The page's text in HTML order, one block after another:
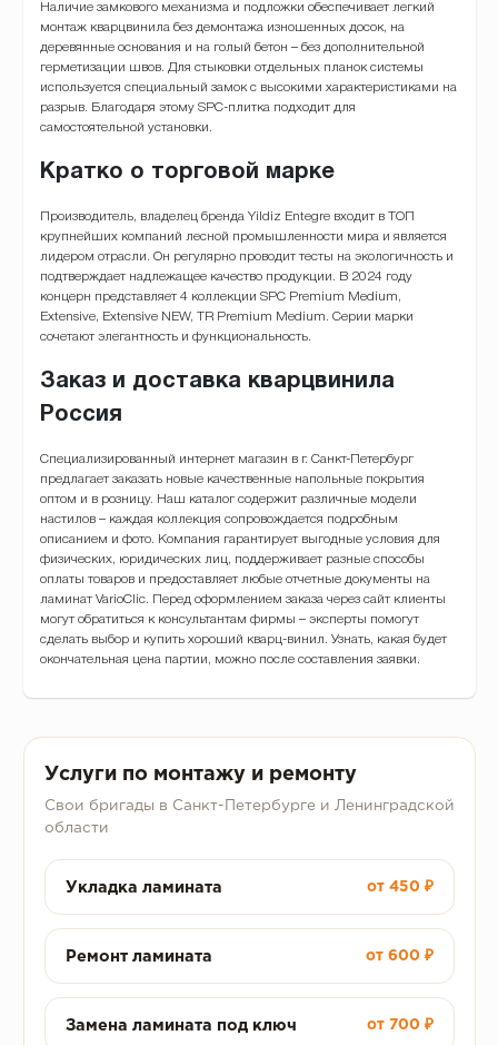
Наличие замкового механизма и подложки обеспечивает легкий
монтаж кварцвинила без демонтажа изношенных досок, на
деревянные основания и на голый бетон – без дополнительной
герметизации швов. Для стыковки отдельных планок системы
используется специальный замок с высокими характеристиками на
разрыв. Благодаря этому SPC-плитка подходит для
самостоятельной установки.
Кратко о торговой марке
Производитель, владелец бренда Yildiz Entegre входит в ТОП
крупнейших компаний лесной промышленности мира и является
лидером отрасли. Он регулярно проводит тесты на экологичность и
подтверждает надлежащее качество продукции. В 2024 году
концерн представляет 4 коллекции SPC Premium Medium,
Extensive, Extensive NEW, TR Premium Medium. Серии марки
сочетают элегантность и функциональность.
Заказ и доставка кварцвинила
Россия
Специализированный интернет магазин в г. Санкт-Петербург
предлагает заказать новые качественные напольные покрытия
оптом и в розницу. Наш каталог содержит различные модели
настилов – каждая коллекция сопровождается подробным
описанием и фото. Компания гарантирует выгодные условия для
физических, юридических лиц, поддерживает разные способы
оплаты товаров и предоставляет любые отчетные документы на
ламинат VarioClic. Перед оформлением заказа через сайт клиенты
могут обратиться к консультантам фирмы – эксперты помогут
сделать выбор и купить хороший кварц-винил. Узнать, какая будет
окончательная цена партии, можно после составления заявки.
Услуги по монтажу и ремонту
Свои бригады в Санкт-Петербурге и Ленинградской
области
Укладка ламината от 450 ₽
Ремонт ламината от 600 ₽
Замена ламината под ключ от 700 ₽